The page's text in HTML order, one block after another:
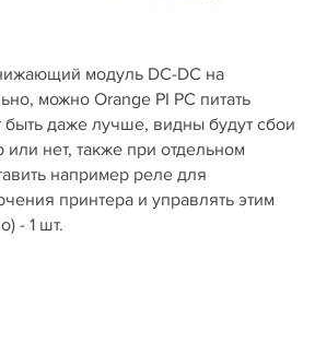
модуль DC-DC на
можно Orange PI PC питать
быть даже лучше, видны будут сбои
нет, также при отдельном
например реле для
принтера и управлять этим
- 1 шт.